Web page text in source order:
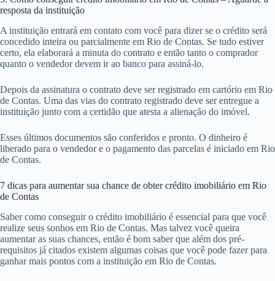
resposta da instituição
A instituição entrará em contato com você para dizer se o crédito será
concedido inteira ou parcialmente em Rio de Contas. Se tudo estiver
certo, ela elaborará a minuta do contrato e então tanto o comprador
quanto o vendedor devem ir ao banco para assiná-lo.
Depois da assinatura o contrato deve ser registrado em cartório em Rio
de Contas. Uma das vias do contrato registrado deve ser entregue a
instituição junto com a certidão que atesta a alienação do imóvel.
Esses últimos documentos são conferidos e pronto. O dinheiro é
liberado para o vendedor e o pagamento das parcelas é iniciado em Rio
de Contas.
7 dicas para aumentar sua chance de obter crédito imobiliário em Rio
de Contas
Saber como conseguir o crédito imobiliário é essencial para que você
realize seus sonhos em Rio de Contas. Mas talvez você queira
aumentar as suas chances, então é bom saber que além dos pré-
requisitos já citados existem algumas coisas que você pode fazer para
ganhar mais pontos com a instituição em Rio de Contas.